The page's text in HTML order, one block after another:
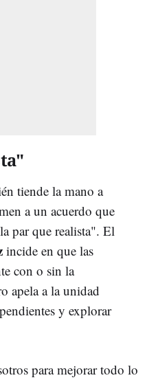
tiende la mano a
a un acuerdo que
par que realista". El
incide en que las
con o sin la
apela a la unidad
y explorar
para mejorar todo lo